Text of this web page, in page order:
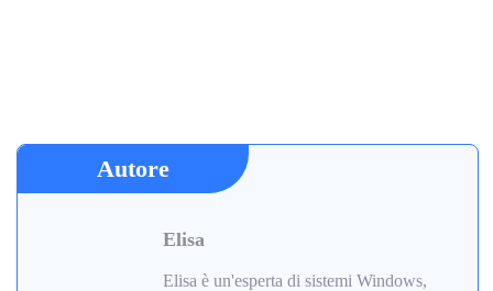
Autore
Elisa
Elisa è un'esperta di sistemi Windows,